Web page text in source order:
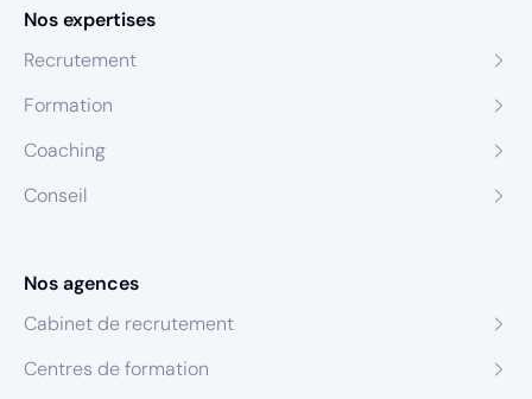
Nos expertises
Recrutement
Formation
Coaching
Conseil
Nos agences
Cabinet de recrutement
Centres de formation